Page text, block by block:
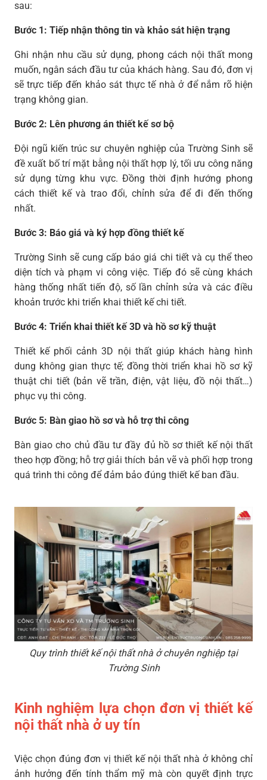
sau:
Bước 1: Tiếp nhận thông tin và khảo sát hiện trạng
Ghi nhận nhu cầu sử dụng, phong cách nội thất mong
muốn, ngân sách đầu tư của khách hàng. Sau đó, đơn vị
sẽ trực tiếp đến khảo sát thực tế nhà ở để nắm rõ hiện
trạng không gian.
Bước 2: Lên phương án thiết kế sơ bộ
Đội ngũ kiến trúc sư chuyên nghiệp của Trường Sinh sẽ
đề xuất bố trí mặt bằng nội thất hợp lý, tối ưu công năng
sử dụng từng khu vực. Đồng thời định hướng phong
cách thiết kế và trao đổi, chỉnh sửa để đi đến thống
nhất.
Bước 3: Báo giá và ký hợp đồng thiết kế
Trường Sinh sẽ cung cấp báo giá chi tiết và cụ thể theo
diện tích và phạm vi công việc. Tiếp đó sẽ cùng khách
hàng thống nhất tiến độ, số lần chỉnh sửa và các điều
khoản trước khi triển khai thiết kế chi tiết.
Bước 4: Triển khai thiết kế 3D và hồ sơ kỹ thuật
Thiết kế phối cảnh 3D nội thất giúp khách hàng hình
dung không gian thực tế; đồng thời triển khai hồ sơ kỹ
thuật chi tiết (bản vẽ trần, điện, vật liệu, đồ nội thất…)
phục vụ thi công.
Bước 5: Bàn giao hồ sơ và hỗ trợ thi công
Bàn giao cho chủ đầu tư đầy đủ hồ sơ thiết kế nội thất
theo hợp đồng; hỗ trợ giải thích bản vẽ và phối hợp trong
quá trình thi công để đảm bảo đúng thiết kế ban đầu.
Quy trình thiết kế nội thất nhà ở chuyên nghiệp tại
Trường Sinh
Kinh nghiệm lựa chọn đơn vị thiết kế
nội thất nhà ở uy tín
Việc chọn đúng đơn vị thiết kế nội thất nhà ở không chỉ
ảnh hưởng đến tính thẩm mỹ mà còn quyết định trực